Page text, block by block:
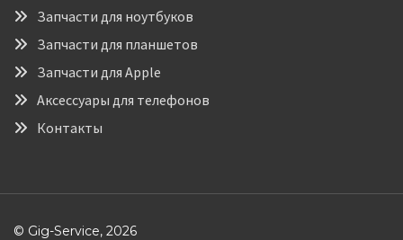
Запчасти для ноутбуков
Запчасти для планшетов
Запчасти для Apple
Аксессуары для телефонов
Контакты
© Gig-Service, 2026